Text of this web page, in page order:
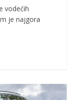
vodećih
je najgora